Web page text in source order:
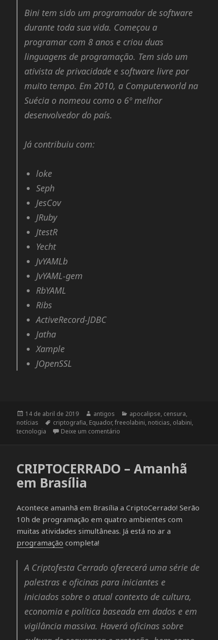
Bini tem sido um programador de software
durante toda sua vida. Começou a
programar com 8 anos e criou duas
linguagens de programação. Tem sido um
ativista de privacidade e software livre por
muito tempo. Em 2010, a Computerworld na
Suécia o nomeou como o 6º melhor
desenvolvedor do país.
Já contribuiu com:
loke
Seph
JesCov
JRuby
JtestR
Yecht
JvYAMLb
JvYAML-gem
RbYAML
Ribs
ActiveRecord-JDBC
Jatha
Xample
JOpenSSL
Publicado
em
14 de abril de 2019 Autor
antigos Categorias
apocalipse, censura,
notícias
Tags
criptografia, Equador,freeolabini, noticias, olabini,
tecnologia
Deixe um comentário
CRIPTOCERRADO – Amanhã
em Brasília
Acontece amanhã em Brasília a CriptoCerrado! Serão
10h de programação em quatro ambientes com
muitas atividades simultâneas. Já está no ar a
programação completa!
A Criptofesta Cerrado oferecerá uma série de
palestras e oficinas para iniciantes e
iniciados sobre o atual contexto de cultura,
economia e política baseada em dados e em
vigilância massiva. Haverá oficinas sobre